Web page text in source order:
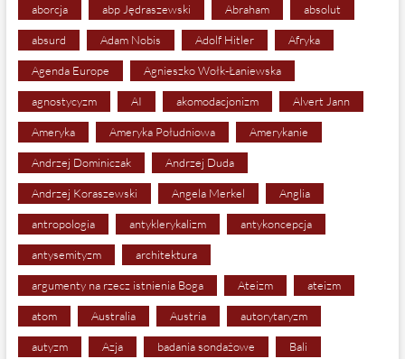
aborcja abp Jędraszewski Abraham absolut
absurd Adam Nobis Adolf Hitler Afryka
Agenda Europe Agnieszko Wołk-Łaniewska
agnostycyzm AI akomodacjonizm Alvert Jann
Ameryka Ameryka Południowa Amerykanie
Andrzej Dominiczak Andrzej Duda
Andrzej Koraszewski Angela Merkel Anglia
antropologia antyklerykalizm antykoncepcja
antysemityzm architektura
argumenty na rzecz istnienia Boga Ateizm ateizm
atom Australia Austria autorytaryzm
autyzm Azja badania sondażowe Bali